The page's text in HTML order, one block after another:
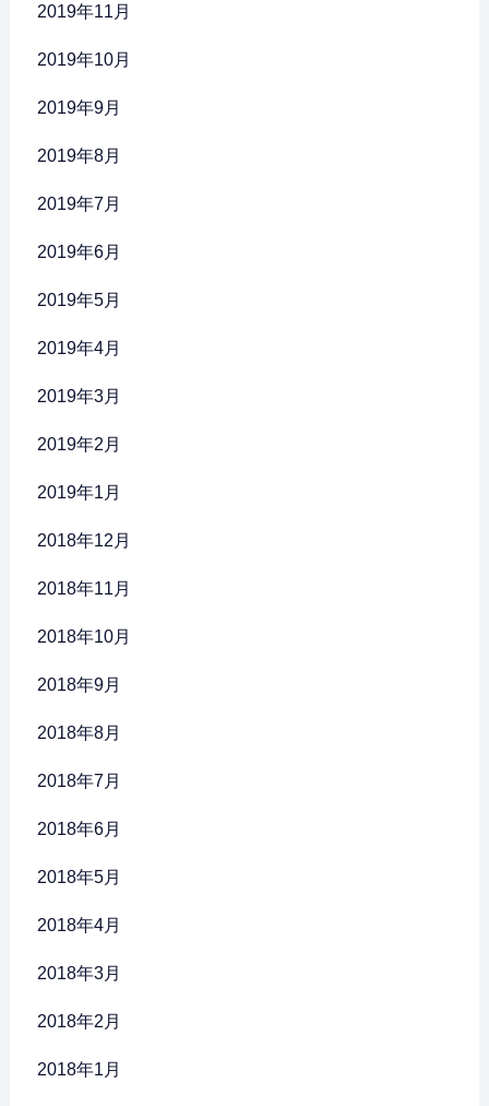
2019年11月
2019年10月
2019年9月
2019年8月
2019年7月
2019年6月
2019年5月
2019年4月
2019年3月
2019年2月
2019年1月
2018年12月
2018年11月
2018年10月
2018年9月
2018年8月
2018年7月
2018年6月
2018年5月
2018年4月
2018年3月
2018年2月
2018年1月